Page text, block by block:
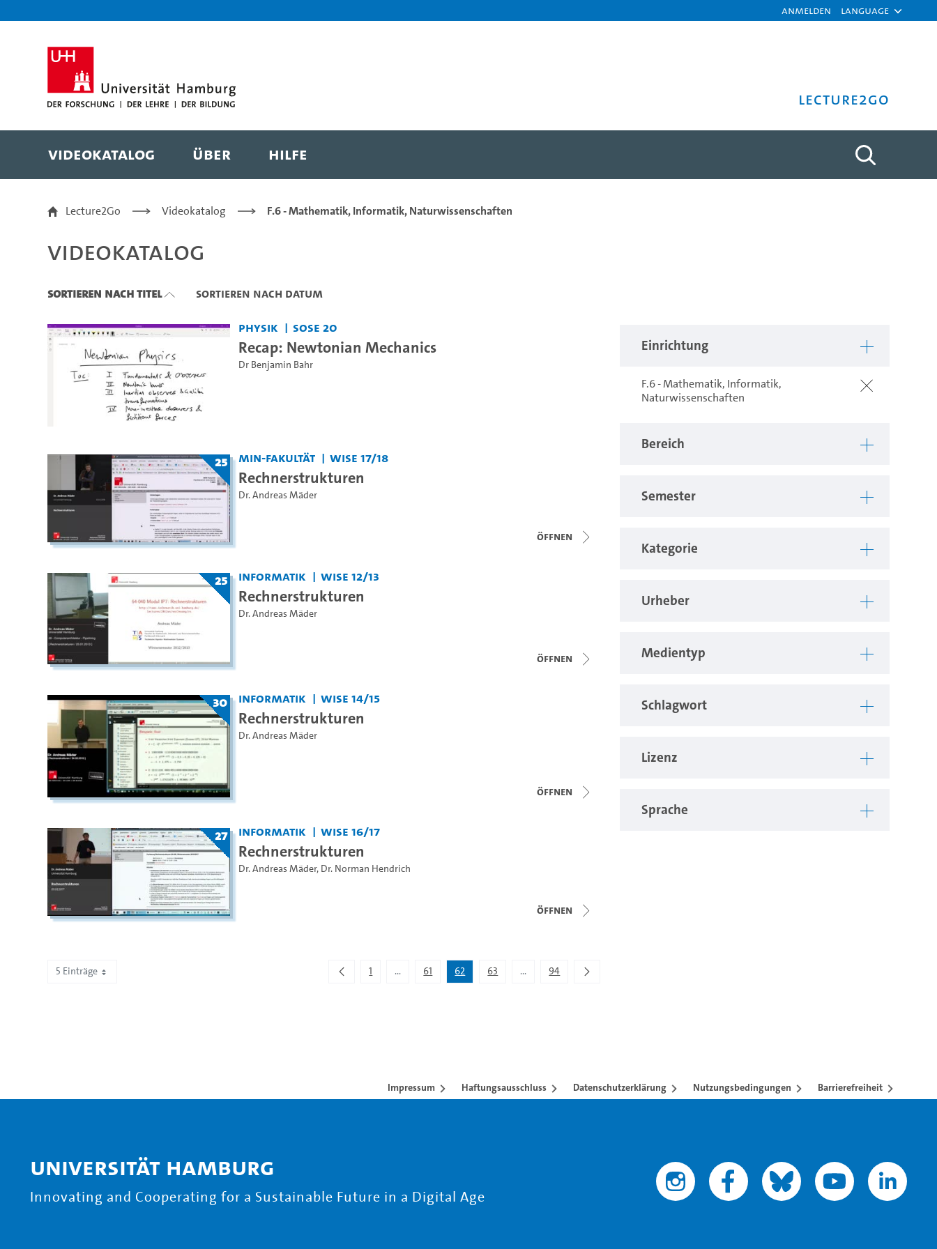
Anmelden Language
Lecture2Go
Videokatalog Über Hilfe
Videokatalog
Lecture2Go Videokatalog F.6 - Mathematik, Informatik, Naturwissenschaften
Videokatalog
Sortieren nach Titel Sortieren nach Datum
Einrichtung
F.6 - Mathematik, Informatik,
Naturwissenschaften
Bereich
Semester
Kategorie
Urheber
Medientyp
Schlagwort
Lizenz
Sprache
Physik SoSe 20
Recap: Newtonian Mechanics
Dr Benjamin Bahr
25 MIN-Fakultät WiSe 17/18
Rechnerstrukturen
Dr. Andreas Mäder
Öffnen
25 Informatik WiSe 12/13
Rechnerstrukturen
Dr. Andreas Mäder
Öffnen
30 Informatik WiSe 14/15
Rechnerstrukturen
Dr. Andreas Mäder
Öffnen
27 Informatik WiSe 16/17
Rechnerstrukturen
Dr. Andreas Mäder, Dr. Norman Hendrich
Öffnen
5 Einträge 1 ...Zwischenseiten Navigieren mit TAB-Taste.
61 62 63 ...Zwischenseiten Navigieren mit TAB-Taste.
94
Impressum Haftungsausschluss Datenschutzerklärung Nutzungsbedingungen Barrierefreiheit
Universität Hamburg
Innovating and Cooperating for a Sustainable Future in a Digital Age